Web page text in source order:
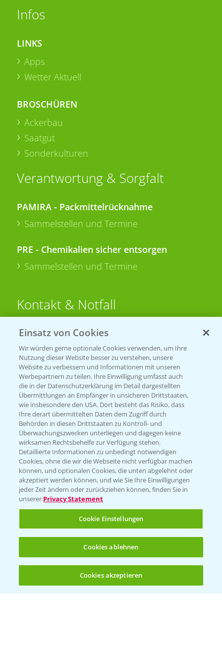
(noch 4)
Infos
LINKS
Apps
Wetter Aktuell
BROSCHÜREN
Ackerbau
Saatgut
Sonderkulturen
Verantwortung & Sorgfalt
PAMIRA - Packmittelrücknahme
Sammelstellen und Termine
PRE - Chemikalien sicher entsorgen
Sammelstellen und Termine
Kontakt & Notfall
Beratung auf WhatsApp
T.+49 (0)174 346 564 1
KONTAKT
Hilfe in Notfällen
T.+49 (0)214/30-20220
Folgen Sie uns
Allgemeine Nutzungsbedingungen
Datenschutzerklärung
Einsatz von Cookies
Wir würden gerne optionale Cookies verwenden, um Ihre
Nutzung dieser Website besser zu verstehen, unsere
Website zu verbessern und Informationen mit unseren
Werbepartnern zu teilen. Ihre Einwilligung umfasst auch
die in der Datenschutzerklärung im Detail dargestellten
Übermittlungen an Empfänger in unsicheren Drittstaaten,
wie insbesondere den USA. Dort besteht das Risiko, dass
Ihre derart übermittelten Daten dem Zugriff durch
Behörden in diesen Drittstaaten zu Kontroll- und
Überwachungszwecken unterliegen und dagegen keine
wirksamen Rechtsbehelfe zur Verfügung stehen.
Detaillierte Informationen zu unbedingt notwendigen
Cookies, ohne die wir die Webseite nicht verfügbar machen
können, und optionalen Cookies, die unten abgelehnt oder
akzeptiert werden können, und wie Sie Ihre Einwilligungen
jeder Zeit ändern oder zurückziehen können, finden Sie in
unserer Privacy Statement
Cookie Einstellungen
Cookies ablehnen
Cookies akzeptieren